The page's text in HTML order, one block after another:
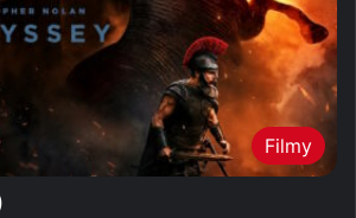
Filmy